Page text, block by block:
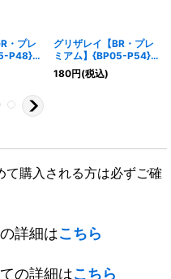
・プレ
P48}
グリザレイ【BR・プレ
ミアム】{BP05-P54}
《ニュートラル》
180円(税込)
て購入される方は必ずご確
詳細はこちら
の詳細はこちら